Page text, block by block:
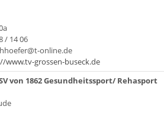
/ 14 06
online.de
www.tv-grossen-buseck.de
von 1862 Gesundheitssport/ Rehasport